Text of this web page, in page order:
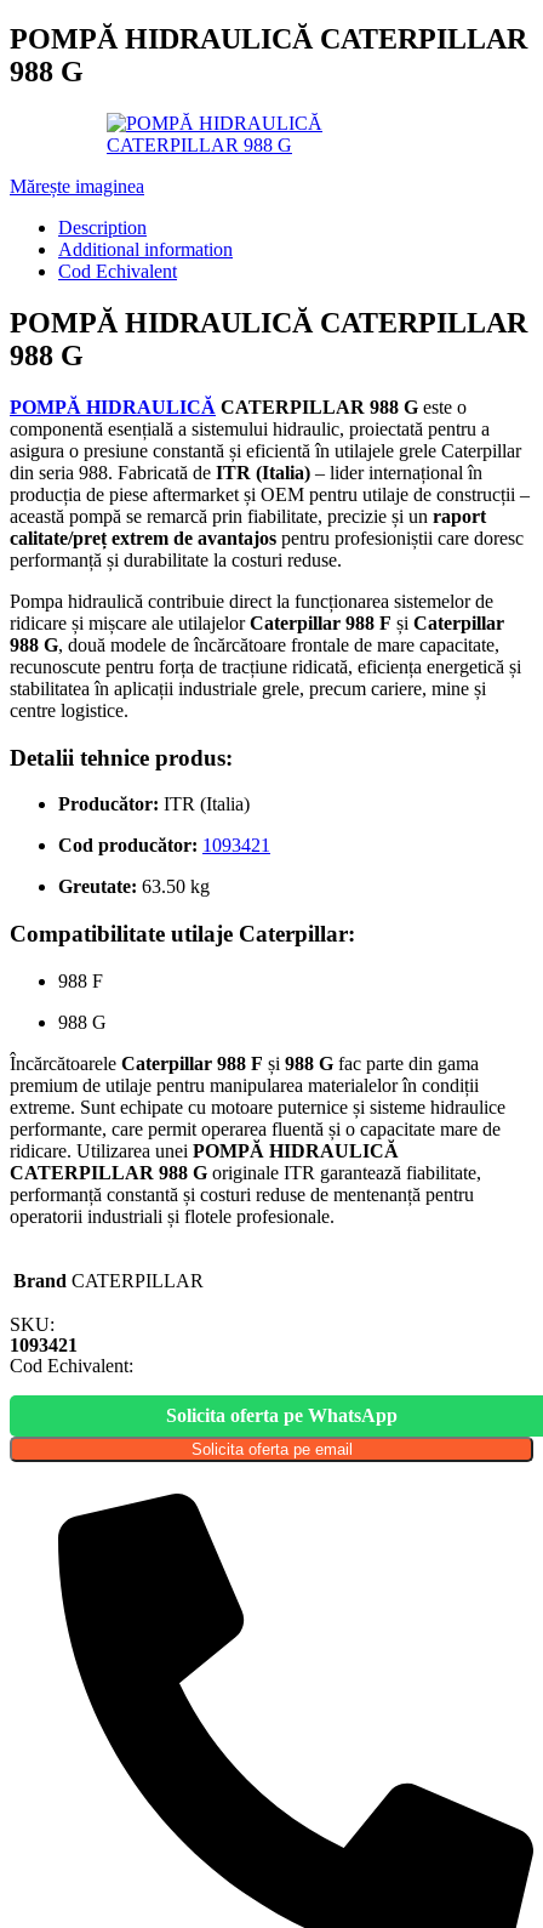
POMPĂ HIDRAULICĂ CATERPILLAR
988 G
Mărește imaginea
Description
Additional information
Cod Echivalent
POMPĂ HIDRAULICĂ CATERPILLAR
988 G
POMPĂ HIDRAULICĂ CATERPILLAR 988 G este o
componentă esențială a sistemului hidraulic, proiectată pentru a
asigura o presiune constantă și eficientă în utilajele grele Caterpillar
din seria 988. Fabricată de ITR (Italia) – lider internațional în
producția de piese aftermarket și OEM pentru utilaje de construcții –
această pompă se remarcă prin fiabilitate, precizie și un raport
calitate/preț extrem de avantajos pentru profesioniștii care doresc
performanță și durabilitate la costuri reduse.
Pompa hidraulică contribuie direct la funcționarea sistemelor de
ridicare și mișcare ale utilajelorCaterpillar 988 F și Caterpillar
988 G, două modele de încărcătoare frontale de mare capacitate,
recunoscute pentru forța de tracțiune ridicată, eficiența energetică și
stabilitatea în aplicații industriale grele, precum cariere, mine și
centre logistice.
Detalii tehnice produs:
Producător: ITR (Italia)
Cod producător: 1093421
Greutate: 63.50 kg
Compatibilitate utilaje Caterpillar:
988 F
988 G
Încărcătoarele Caterpillar 988 F și 988 G fac parte din gama
premium de utilaje pentru manipularea materialelor în condiții
extreme. Sunt echipate cu motoare puternice și sisteme hidraulice
performante, care permit operarea fluentă și o capacitate mare de
ridicare. Utilizarea unei POMPĂ HIDRAULICĂ
CATERPILLAR 988 G originale ITR garantează fiabilitate,
performanță constantă și costuri reduse de mentenanță pentru
operatorii industriali și flotele profesionale.
Brand CATERPILLAR
SKU:
1093421
Cod Echivalent:
Solicita oferta pe WhatsApp
Solicita oferta pe email